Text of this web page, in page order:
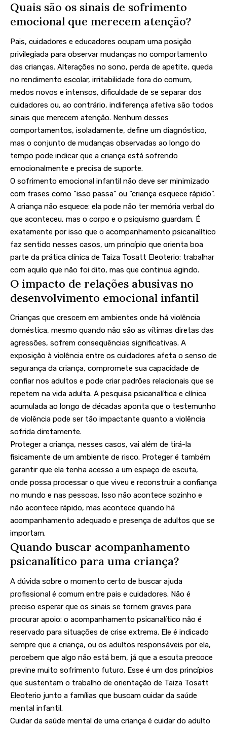
Quais são os sinais de sofrimento
emocional que merecem atenção?
Pais, cuidadores e educadores ocupam uma posição
privilegiada para observar mudanças no comportamento
das crianças. Alterações no sono, perda de apetite, queda
no rendimento escolar, irritabilidade fora do comum,
medos novos e intensos, dificuldade de se separar dos
cuidadores ou, ao contrário, indiferença afetiva são todos
sinais que merecem atenção. Nenhum desses
comportamentos, isoladamente, define um diagnóstico,
mas o conjunto de mudanças observadas ao longo do
tempo pode indicar que a criança está sofrendo
emocionalmente e precisa de suporte.
O sofrimento emocional infantil não deve ser minimizado
com frases como “isso passa” ou “criança esquece rápido”.
A criança não esquece: ela pode não ter memória verbal do
que aconteceu, mas o corpo e o psiquismo guardam. É
exatamente por isso que o acompanhamento psicanalítico
faz sentido nesses casos, um princípio que orienta boa
parte da prática clínica de Taiza Tosatt Eleoterio: trabalhar
com aquilo que não foi dito, mas que continua agindo.
O impacto de relações abusivas no
desenvolvimento emocional infantil
Crianças que crescem em ambientes onde há violência
doméstica, mesmo quando não são as vítimas diretas das
agressões, sofrem consequências significativas. A
exposição à violência entre os cuidadores afeta o senso de
segurança da criança, compromete sua capacidade de
confiar nos adultos e pode criar padrões relacionais que se
repetem na vida adulta. A pesquisa psicanalítica e clínica
acumulada ao longo de décadas aponta que o testemunho
de violência pode ser tão impactante quanto a violência
sofrida diretamente.
Proteger a criança, nesses casos, vai além de tirá-la
fisicamente de um ambiente de risco. Proteger é também
garantir que ela tenha acesso a um espaço de escuta,
onde possa processar o que viveu e reconstruir a confiança
no mundo e nas pessoas. Isso não acontece sozinho e
não acontece rápido, mas acontece quando há
acompanhamento adequado e presença de adultos que se
importam.
Quando buscar acompanhamento
psicanalítico para uma criança?
A dúvida sobre o momento certo de buscar ajuda
profissional é comum entre pais e cuidadores. Não é
preciso esperar que os sinais se tornem graves para
procurar apoio: o acompanhamento psicanalítico não é
reservado para situações de crise extrema. Ele é indicado
sempre que a criança, ou os adultos responsáveis por ela,
percebem que algo não está bem, já que a escuta precoce
previne muito sofrimento futuro. Esse é um dos princípios
que sustentam o trabalho de orientação de Taiza Tosatt
Eleoterio junto a famílias que buscam cuidar da saúde
mental infantil.
Cuidar da saúde mental de uma criança é cuidar do adulto